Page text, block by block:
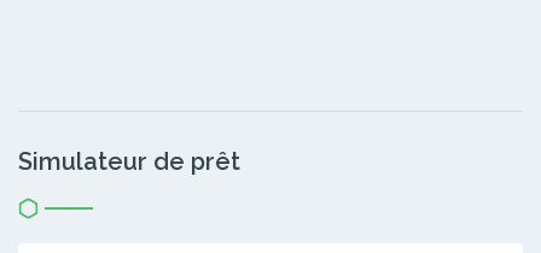
Simulateur de prêt